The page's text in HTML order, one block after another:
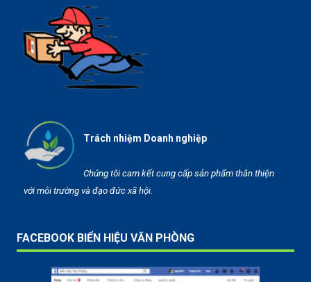
Trách nhiệm Doanh nghiệp
Chúng tôi cam kết cung cấp sản phẩm thân thiện
với môi trường và đạo đức xã hội.
FACEBOOK BIỂN HIỆU VĂN PHÒNG